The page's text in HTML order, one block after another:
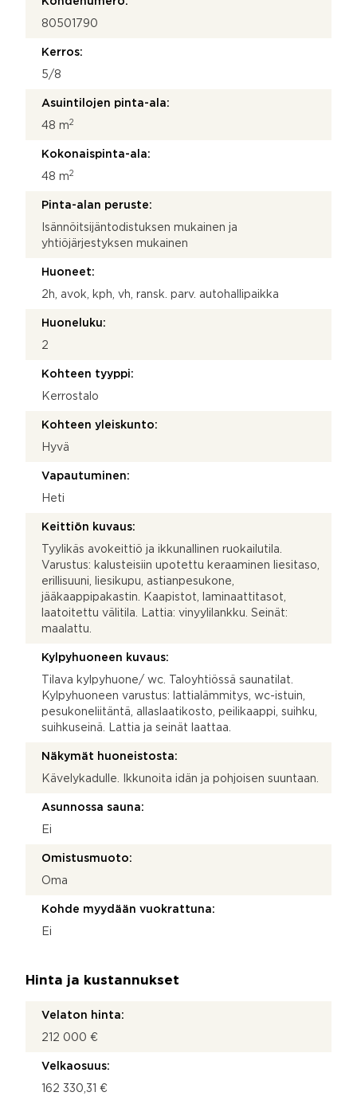
80501790
Kerros:
5/8
Asuintilojen pinta-ala:
48 m2
Kokonaispinta-ala:
48 m2
Pinta-alan peruste:
Isännöitsijäntodistuksen mukainen ja
yhtiöjärjestyksen mukainen
Huoneet:
2h, avok, kph, vh, ransk. parv. autohallipaikka
Huoneluku:
2
Kohteen tyyppi:
Kerrostalo
Kohteen yleiskunto:
Hyvä
Vapautuminen:
Heti
Keittiön kuvaus:
Tyylikäs avokeittiö ja ikkunallinen ruokailutila.
Varustus: kalusteisiin upotettu keraaminen liesitaso,
erillisuuni, liesikupu, astianpesukone,
jääkaappipakastin. Kaapistot, laminaattitasot,
laatoitettu välitila. Lattia: vinyylilankku. Seinät:
maalattu.
Kylpyhuoneen kuvaus:
Tilava kylpyhuone/ wc. Taloyhtiössä saunatilat.
Kylpyhuoneen varustus: lattialämmitys, wc-istuin,
pesukoneliitäntä, allaslaatikosto, peilikaappi, suihku,
suihkuseinä. Lattia ja seinät laattaa.
Näkymät huoneistosta:
Kävelykadulle. Ikkunoita idän ja pohjoisen suuntaan.
Asunnossa sauna:
Ei
Omistusmuoto:
Oma
Kohde myydään vuokrattuna:
Ei
Hinta ja kustannukset
Velaton hinta:
212 000 €
Velkaosuus:
162 330,31 €